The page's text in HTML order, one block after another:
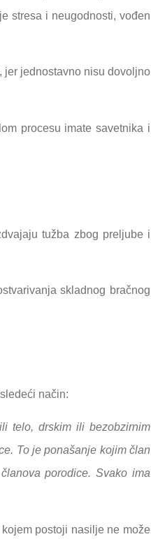
stresa i neugodnosti, vođen
jer jednostavno nisu dovoljno
procesu imate savetnika i
tužba zbog preljube i
skladnog bračnog
način:
telo, drskim ili bezobzirnim
To je ponašanje kojim član
porodice. Svako ima
postoji nasilje ne može